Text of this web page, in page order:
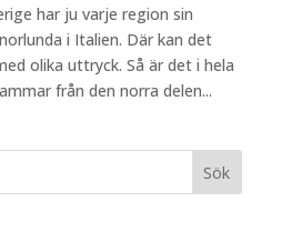
har ju varje region sin
i Italien. Där kan det
olika uttryck. Så är det i hela
från den norra delen...
Sök